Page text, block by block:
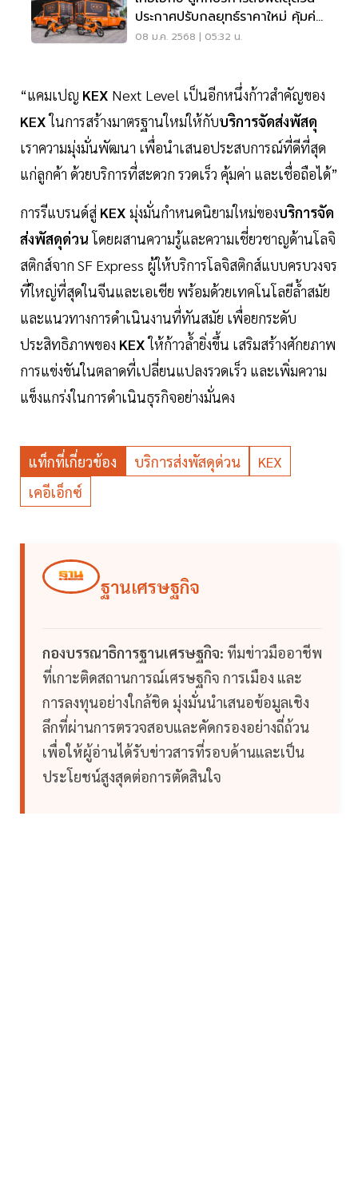
ประกาศปรับกลยุทธ์ราคาใหม่ คุ้มค่า
ขึ้น
08 ม.ค. 2568 | 05:32 น.
“แคมเปญ KEX Next Level เป็นอีกหนึ่งก้าวสำคัญของ
KEXในการสร้างมาตรฐานใหม่ให้กับบริการจัดส่งพัสดุ
เราความมุ่งมั่นพัฒนา เพื่อนำเสนอประสบการณ์ที่ดีที่สุด
แก่ลูกค้า ด้วยบริการที่สะดวก รวดเร็ว คุ้มค่า และเชื่อถือได้”
การรีแบรนด์สู่ KEX มุ่งมั่นกำหนดนิยามใหม่ของบริการจัด
ส่งพัสดุด่วนโดยผสานความรู้และความเชี่ยวชาญด้านโลจิ
สติกส์จาก SF Express ผู้ให้บริการโลจิสติกส์แบบครบวงจร
ที่ใหญ่ที่สุดในจีนและเอเชีย พร้อมด้วยเทคโนโลยีล้ำสมัย
และแนวทางการดำเนินงานที่ทันสมัย เพื่อยกระดับ
ประสิทธิภาพของ KEXให้ก้าวล้ำยิ่งขึ้น เสริมสร้างศักยภาพ
การแข่งขันในตลาดที่เปลี่ยนแปลงรวดเร็ว และเพิ่มความ
แข็งแกร่งในการดำเนินธุรกิจอย่างมั่นคง
แท็กที่เกี่ยวข้อง บริการส่งพัสดุด่วน
KEX
เคอีเอ็กซ์
ฐานเศรษฐกิจ
กองบรรณาธิการฐานเศรษฐกิจ: ทีมข่าวมืออาชีพ
ที่เกาะติดสถานการณ์เศรษฐกิจ การเมือง และ
การลงทุนอย่างใกล้ชิด มุ่งมั่นนำเสนอข้อมูลเชิง
ลึกที่ผ่านการตรวจสอบและคัดกรองอย่างถี่ถ้วน
เพื่อให้ผู้อ่านได้รับข่าวสารที่รอบด้านและเป็น
ประโยชน์สูงสุดต่อการตัดสินใจ